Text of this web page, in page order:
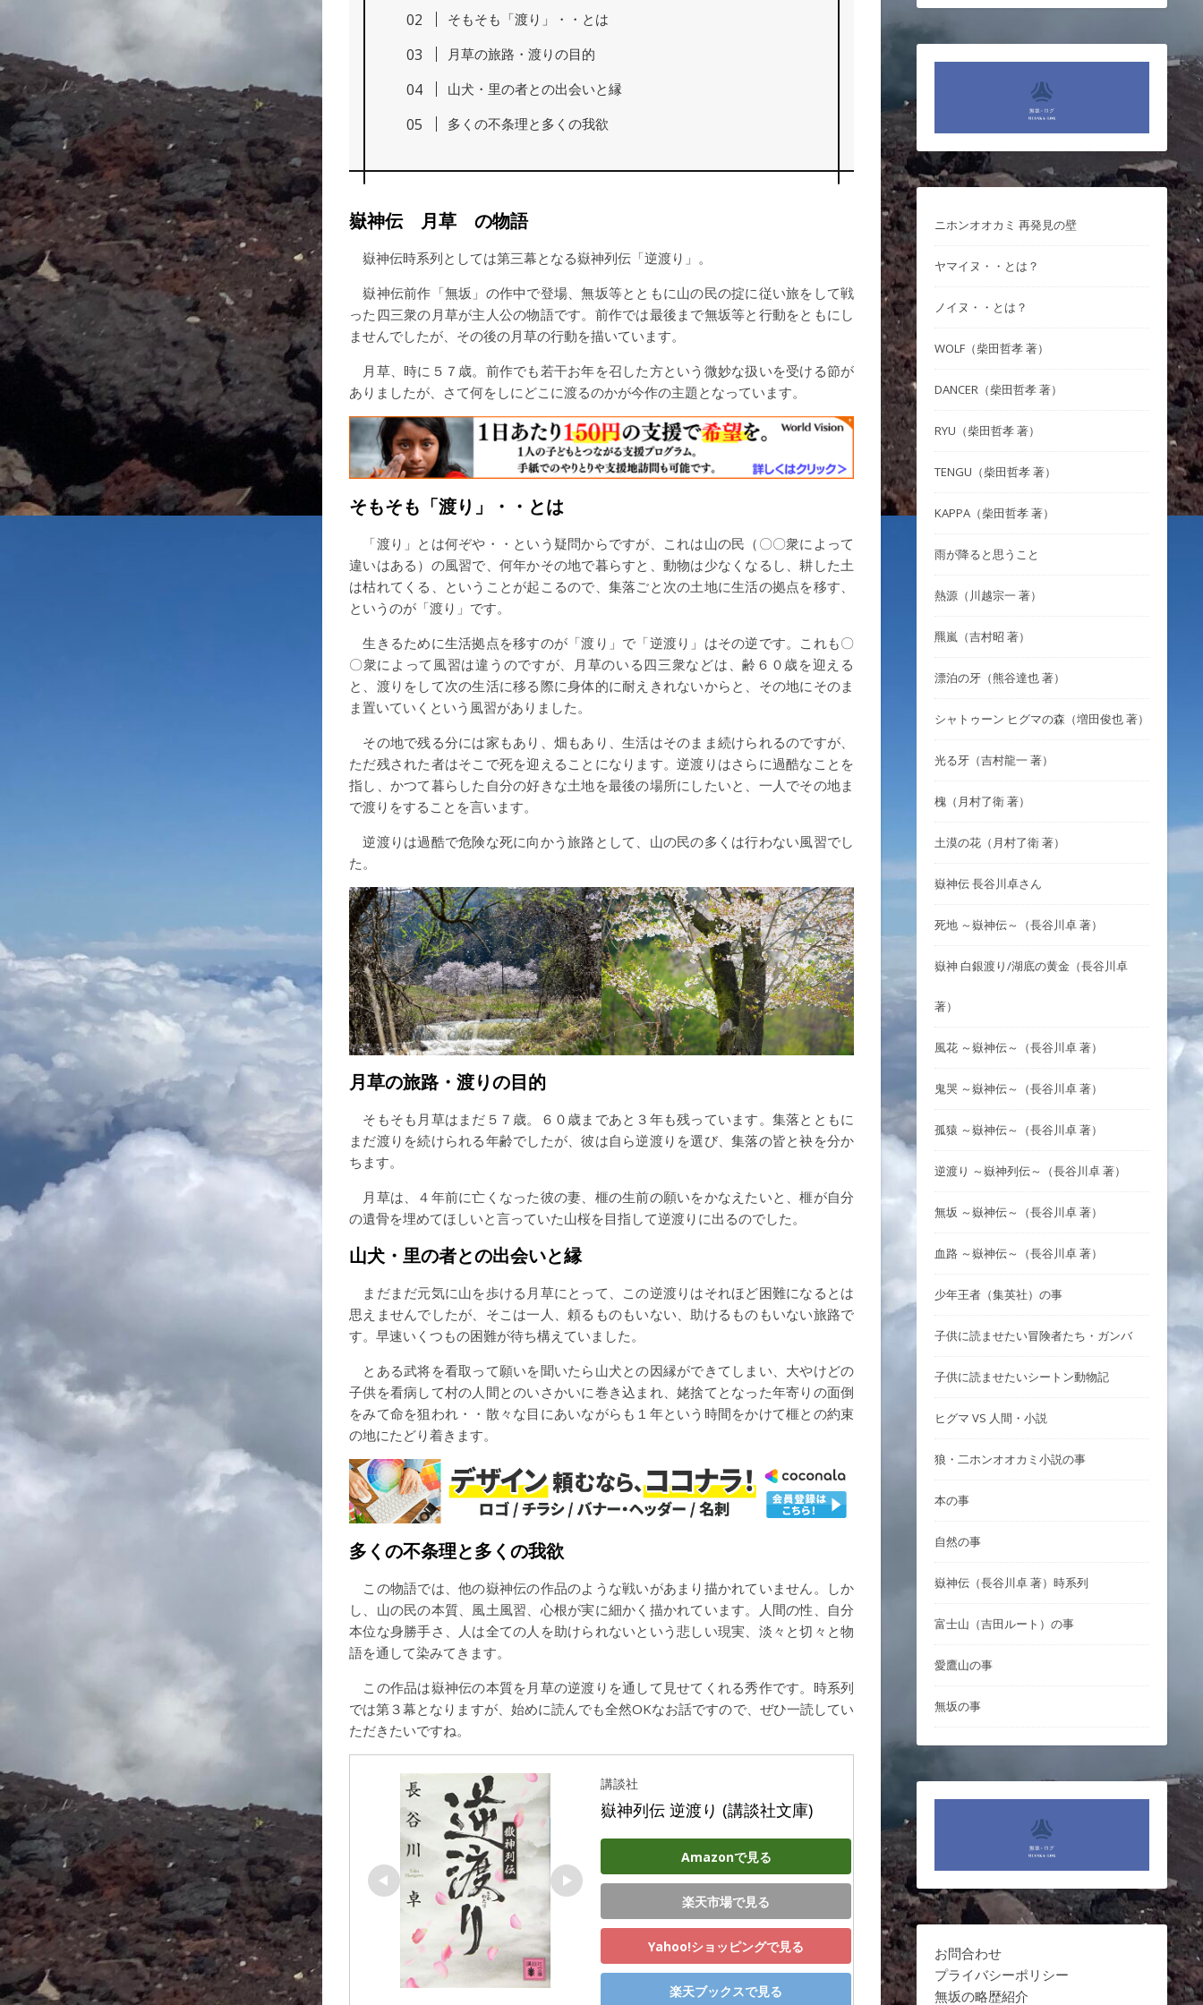
そもそも「渡り」・・とは
月草の旅路・渡りの目的
山犬・里の者との出会いと縁
多くの不条理と多くの我欲
嶽神伝 月草 の物語
嶽神伝時系列としては第三幕となる嶽神列伝「逆渡り」。
嶽神伝前作「無坂」の作中で登場、無坂等とともに山の民の掟に従い旅をして戦
った四三衆の月草が主人公の物語です。前作では最後まで無坂等と行動をともにし
ませんでしたが、その後の月草の行動を描いています。
月草、時に５７歳。前作でも若干お年を召した方という微妙な扱いを受ける節が
ありましたが、さて何をしにどこに渡るのかが今作の主題となっています。
そもそも「渡り」・・とは
「渡り」とは何ぞや・・という疑問からですが、これは山の民（〇〇衆によって
違いはある）の風習で、何年かその地で暮らすと、動物は少なくなるし、耕した土
は枯れてくる、ということが起こるので、集落ごと次の土地に生活の拠点を移す、
というのが「渡り」です。
生きるために生活拠点を移すのが「渡り」で「逆渡り」はその逆です。これも〇
〇衆によって風習は違うのですが、月草のいる四三衆などは、齢６０歳を迎える
と、渡りをして次の生活に移る際に身体的に耐えきれないからと、その地にそのま
ま置いていくという風習がありました。
その地で残る分には家もあり、畑もあり、生活はそのまま続けられるのですが、
ただ残された者はそこで死を迎えることになります。逆渡りはさらに過酷なことを
指し、かつて暮らした自分の好きな土地を最後の場所にしたいと、一人でその地ま
で渡りをすることを言います。
逆渡りは過酷で危険な死に向かう旅路として、山の民の多くは行わない風習でし
た。
月草の旅路・渡りの目的
そもそも月草はまだ５７歳。６０歳まであと３年も残っています。集落とともに
まだ渡りを続けられる年齢でしたが、彼は自ら逆渡りを選び、集落の皆と袂を分か
ちます。
月草は、４年前に亡くなった彼の妻、榧の生前の願いをかなえたいと、榧が自分
の遺骨を埋めてほしいと言っていた山桜を目指して逆渡りに出るのでした。
山犬・里の者との出会いと縁
まだまだ元気に山を歩ける月草にとって、この逆渡りはそれほど困難になるとは
思えませんでしたが、そこは一人、頼るものもいない、助けるものもいない旅路で
す。早速いくつもの困難が待ち構えていました。
とある武将を看取って願いを聞いたら山犬との因縁ができてしまい、大やけどの
子供を看病して村の人間とのいさかいに巻き込まれ、姥捨てとなった年寄りの面倒
をみて命を狙われ・・散々な目にあいながらも１年という時間をかけて榧との約束
の地にたどり着きます。
多くの不条理と多くの我欲
この物語では、他の嶽神伝の作品のような戦いがあまり描かれていません。しか
し、山の民の本質、風土風習、心根が実に細かく描かれています。人間の性、自分
本位な身勝手さ、人は全ての人を助けられないという悲しい現実、淡々と切々と物
語を通して染みてきます。
この作品は嶽神伝の本質を月草の逆渡りを通して見せてくれる秀作です。時系列
では第３幕となりますが、始めに読んでも全然OKなお話ですので、ぜひ一読してい
ただきたいですね。
講談社
嶽神列伝 逆渡り (講談社文庫)
Amazonで見る
楽天市場で見る
Yahoo!ショッピングで見る
楽天ブックスで見る
ニホンオオカミ 再発見の壁
ヤマイヌ・・とは？
ノイヌ・・とは？
WOLF（柴田哲孝 著）
DANCER（柴田哲孝 著）
RYU（柴田哲孝 著）
TENGU（柴田哲孝 著）
KAPPA（柴田哲孝 著）
雨が降ると思うこと
熱源（川越宗一 著）
羆嵐（吉村昭 著）
漂泊の牙（熊谷達也 著）
シャトゥーン ヒグマの森（増田俊也 著）
光る牙（吉村龍一 著）
槐（月村了衛 著）
土漠の花（月村了衛 著）
嶽神伝 長谷川卓さん
死地 ～嶽神伝～（長谷川卓 著）
嶽神 白銀渡り/湖底の黄金（長谷川卓
著）
風花 ～嶽神伝～（長谷川卓 著）
鬼哭 ～嶽神伝～（長谷川卓 著）
孤猿 ～嶽神伝～（長谷川卓 著）
逆渡り ～嶽神列伝～（長谷川卓 著）
無坂 ～嶽神伝～（長谷川卓 著）
血路 ～嶽神伝～（長谷川卓 著）
少年王者（集英社）の事
子供に読ませたい冒険者たち・ガンバ
子供に読ませたいシートン動物記
ヒグマ VS 人間・小説
狼・二ホンオオカミ小説の事
本の事
自然の事
嶽神伝（長谷川卓 著）時系列
富士山（吉田ルート）の事
愛鷹山の事
無坂の事
お問合わせ
プライバシーポリシー
無坂の略歴紹介